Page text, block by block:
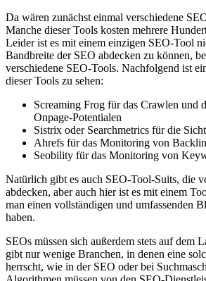
Da wären zunächst einmal verschiedene
Manche dieser Tools kosten mehrere
Leider ist es mit einem einzigen SEO-Tool
Bandbreite der SEO abdecken zu können,
verschiedene SEO-Tools. Nachfolgend ist
dieser Tools zu sehen:
Screaming Frog für das Crawlen und
Onpage-Potentialen
Sistrix oder Searchmetrics für die
Ahrefs für das Monitoring von
Seobility für das Monitoring von
Natürlich gibt es auch SEO-Tool-Suits, die
abdecken, aber auch hier ist es mit einem
man einen vollständigen und umfassenden
haben.
SEOs müssen sich außerdem stets auf dem
gibt nur wenige Branchen, in denen eine
herrscht, wie in der SEO oder bei